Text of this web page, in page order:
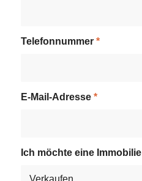
Telefonnummer *
E-Mail-Adresse *
Ich möchte eine Immobilie